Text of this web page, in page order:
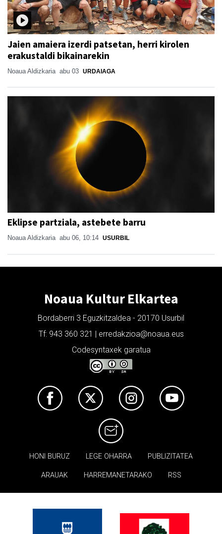
Jaien amaiera izerdi patsetan, herri kirolen
erakustaldi bikainarekin
Noaua Aldizkaria abu 03 URDAIAGA
Eklipse partziala, astebete barru
Noaua Aldizkaria abu 06, 10:14 USURBIL
Noaua Kultur Elkartea
Bordaberri 3 Eguzkitzaldea - 20170 Usurbil
Tf: 943 360 321 | erredakzioa@noaua.eus
Codesyntaxek garatua
HONI BURUZ LEGE OHARRA PUBLIZITATEA
ARAUAK HARREMANETARAKO RSS